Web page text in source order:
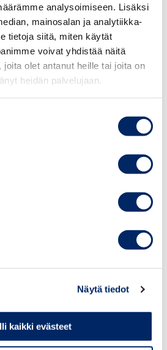
analysoimiseen. Lisäksi
mainosalan ja analytiikka-
tietoja siitä, miten käytät
voivat yhdistää näitä
joita olet antanut heille tai joita on
heidän palvelujaan.
Näytä tiedot
kaikki evästeet
i tilläggsuppgifterna till
15 %